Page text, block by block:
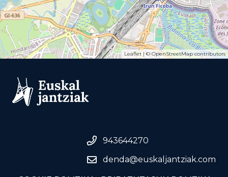
Leaflet| © OpenStreetMapcontributors
943644270
denda@euskaljantziak.com